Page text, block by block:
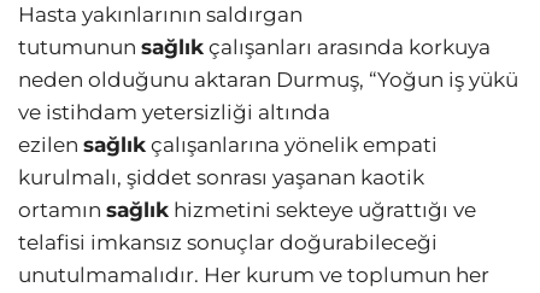
Hasta yakınlarının saldırgan
tutumunun sağlık çalışanları arasında korkuya
neden olduğunu aktaran Durmuş, “Yoğun iş yükü
ve istihdam yetersizliği altında
ezilen sağlık çalışanlarına yönelik empati
kurulmalı, şiddet sonrası yaşanan kaotik
ortamın sağlık hizmetini sekteye uğrattığı ve
telafisi imkansız sonuçlar doğurabileceği
unutulmamalıdır. Her kurum ve toplumun her